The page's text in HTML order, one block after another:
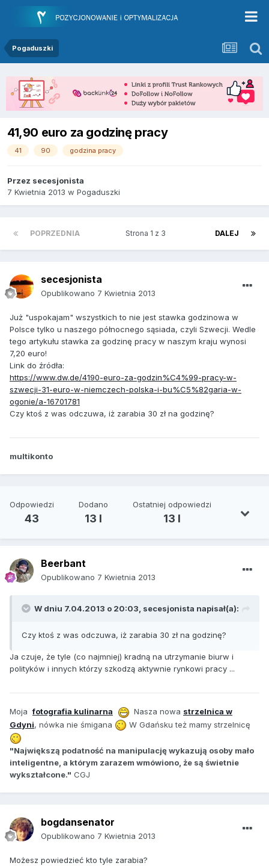
Pogaduszki
41,90 euro za godzinę pracy
41 90 godzina pracy
Przez secesjonista
7 Kwietnia 2013 w Pogaduszki
POPRZEDNIA DALEJ
Strona 1 z 3
secesjonista
Opublikowano 7 Kwietnia 2013
Już "uspokajam" wszystkich to nie jest stawka godzinowa w
Polsce tylko u naszego północnego sąsiada, czyli Szwecji. Wedle
tego artykułu stawka za godzinę pracy w naszym kraju wynosi
7,20 euro!
Link do źródła:
https://www.dw.de/4190-euro-za-godzin%C4%99-pracy-w-
szwecji-31-euro-w-niemczech-polska-i-bu%C5%82garia-w-
ogonie/a-16701781
Czy ktoś z was odczuwa, iż zarabia 30 zł na godzinę?
multikonto
Odpowiedzi
43
Dodano
13 l
Ostatniej odpowiedzi
13 l
Beerbant
Opublikowano 7 Kwietnia 2013
W dniu 7.04.2013 o 20:03, secesjonista napisał(a):
Czy ktoś z was odczuwa, iż zarabia 30 zł na godzinę?
Ja czuje, że tyle (co najmniej) kradną na utrzymanie biurw i
polityków i innych którzy szkodzą aktywnie rynkowi pracy ...
Mojafotografia kulinarna Nasza nowa strzelnica w
Gdyni, nówka nie śmigana W Gdańsku też mamy strzelnicę
"Największą podatność na manipulację wykazują osoby mało
inteligentne, a którym zarazem wmówiono, że są świetnie
wykształcone." CGJ
bogdansenator
Opublikowano 7 Kwietnia 2013
Możesz powiedzieć kto tyle zarabia?